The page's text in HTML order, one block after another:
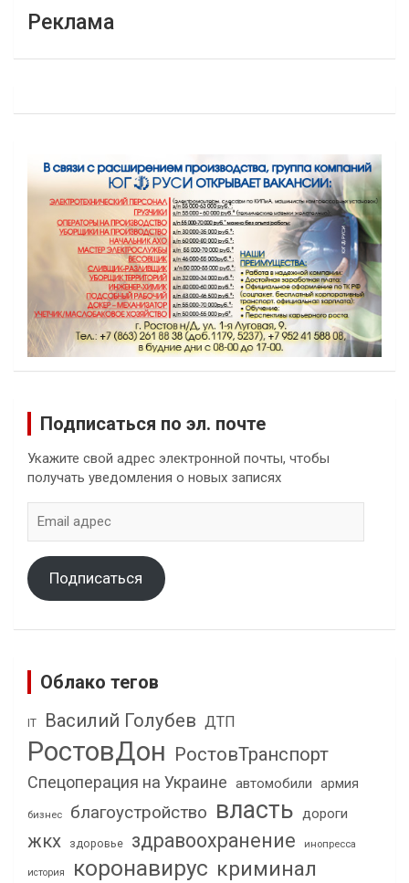
Реклама
Подписаться по эл. почте
Укажите свой адрес электронной почты, чтобы
получать уведомления о новых записях
адрес
Подписаться
Облако тегов
IT Василий Голубев ДТП
РостовДон РостовТранспорт
Спецоперация на Украине автомобили армия
бизнес благоустройство власть дороги
жкх здоровье здравоохранение инопресса
история коронавирус криминал